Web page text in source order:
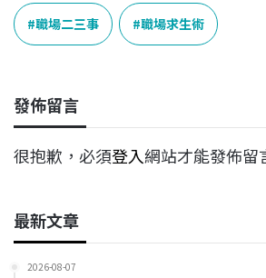
e
b
o
k
e
e
a
k
e
y
L
職場二三事 職場求生術
發佈留言
很抱歉，必須登入網站才能發佈留
最新文章
2026-08-07